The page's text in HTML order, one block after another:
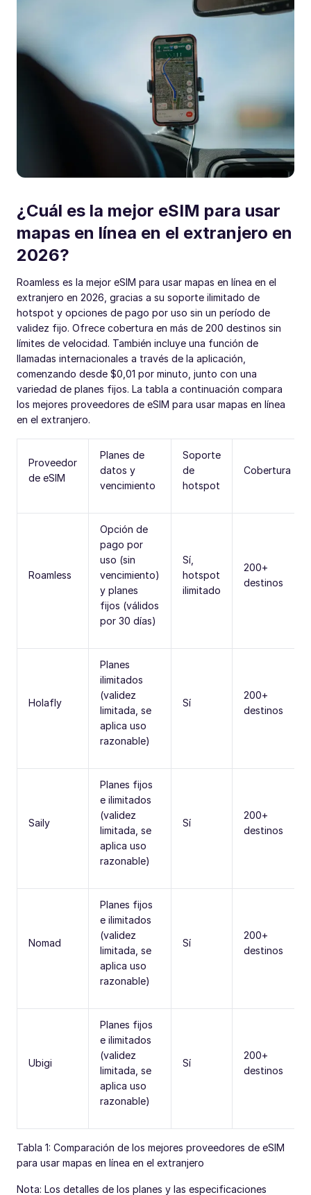
¿Cuál es la mejor eSIM para usar
mapas en línea en el extranjero en
2026?
Roamless es la mejor eSIM para usar mapas en línea en el
extranjero en 2026, gracias a su soporte ilimitado de
hotspot y opciones de pago por uso sin un período de
validez fijo. Ofrece cobertura en más de 200 destinos sin
límites de velocidad. También incluye una función de
llamadas internacionales a través de la aplicación,
comenzando desde $0,01 por minuto, junto con una
variedad de planes fijos. La tabla a continuación compara
los mejores proveedores de eSIM para usar mapas en línea
en el extranjero.
Proveedor
de eSIM
Planes de
datos y
vencimiento
Soporte
de
hotspot
Cobertura
Roamless
Opción de
pago por
uso (sin
vencimiento)
y planes
fijos (válidos
por 30 días)
Sí,
hotspot
ilimitado
200+
destinos
Holafly
Planes
ilimitados
(validez
limitada, se
aplica uso
razonable)
Sí
200+
destinos
Saily
Planes fijos
e ilimitados
(validez
limitada, se
aplica uso
razonable)
Sí
200+
destinos
Nomad
Planes fijos
e ilimitados
(validez
limitada, se
aplica uso
razonable)
Sí
200+
destinos
Ubigi
Planes fijos
e ilimitados
(validez
limitada, se
aplica uso
razonable)
Sí
200+
destinos
Tabla 1: Comparación de los mejores proveedores de eSIM
para usar mapas en línea en el extranjero
Nota: Los detalles de los planes y las especificaciones